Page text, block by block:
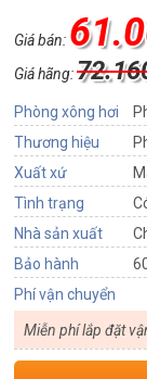
Giá bán:
Giá hãng:
Phòng xông hơi
Thương hiệu
Xuất xứ
Tình trạng
Nhà sản xuất
Bảo hành
Phí vận chuyển
Miễn phí lắp đặt